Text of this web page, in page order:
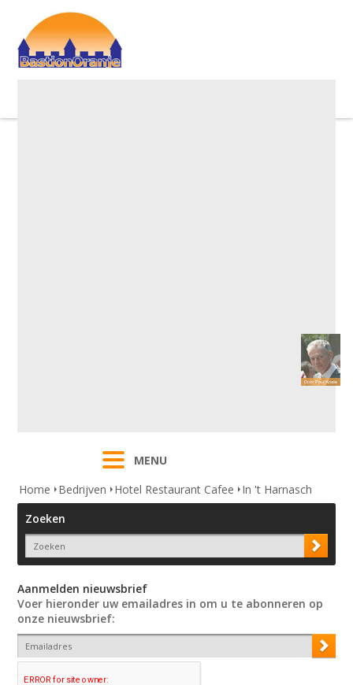
MENU
Home
Bedrijven Hotel Restaurant Cafee
In 't Harnasch
Zoeken
Aanmelden nieuwsbrief
Voer hieronder uw emailadres in om u te abonneren op
onze nieuwsbrief: